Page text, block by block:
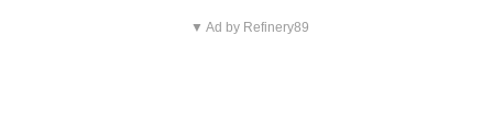
▼ Ad by Refinery89